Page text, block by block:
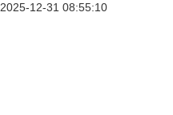
2025-12-31 08:55:10